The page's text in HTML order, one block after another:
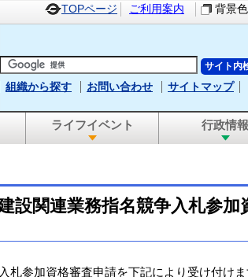
TOPページ ご利用案内 背景色
組織から探す お問い合わせ サイトマップ
ライフイベント 行政情報
設関連業務指名競争入札参
参加資格審査申請を下記により受け付けま